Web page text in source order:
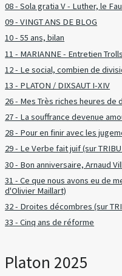
08 - Sola gratia V - Luther, le
09 - VINGT ANS DE BLOG
10 - 55 ans, bilan
11 - MARIANNE - Entretien
12 - Le social, combien de
13 - PLATON / DIXSAUT I-XIV
26 - Mes Très riches heures de
27 - La souffrance devenue
28 - Pour en finir avec les
29 - Le Verbe fait juif (sur
30 - Bon anniversaire, Arnaud
31 - Ce que nous avons eu de
d'Olivier Maillart)
32 - Droites décombres (sur
33 - Cinq ans de réforme
Platon 2025